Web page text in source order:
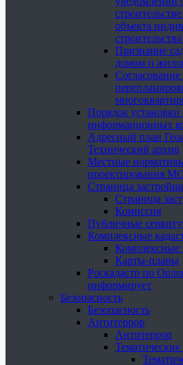
объекта
Признание
домом и
Порядок установки
информационных
Адресный план
Технический архив
Местные
проектирования
Страница
Страница
Комиссия
Публичные
Комплексные
Комплексные
Карты-планы
Роскадастр по
информирует
Безопасность
Безопасность
Антитеррор
Антитеррор